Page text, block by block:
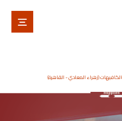
(زهراء المعادي - القاهرة)